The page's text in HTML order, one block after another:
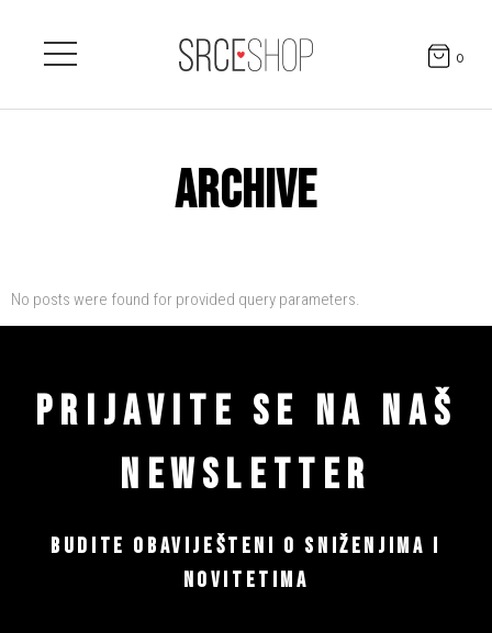
0
ARCHIVE
No posts were found for provided query parameters.
PRIJAVITE SE NA NAŠ
NEWSLETTER
BUDITE OBAVIJEŠTENI O SNIŽENJIMA I
NOVITETIMA